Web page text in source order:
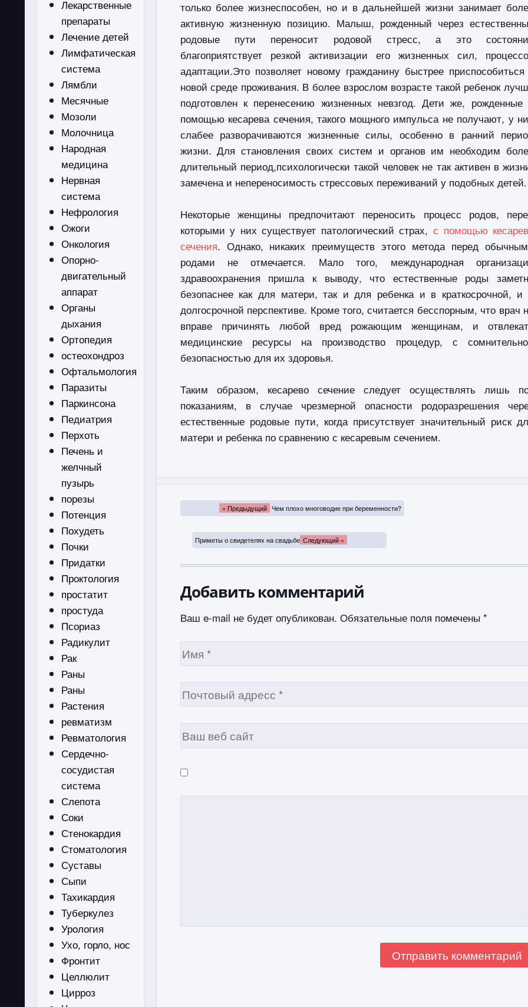
только более жизнеспособен, но и в дальнейшей жизни занимает
активную жизненную позицию. Малыш, рожденный через
родовые пути переносит родовой стресс, а это
благоприятствует резкой активизации его жизненных сил,
адаптации.Это позволяет новому гражданину быстрее
новой среде проживания. В более взрослом возрасте такой ребенок
подготовлен к перенесению жизненных невзгод. Дети же, рожденные
помощью кесарева сечения, такого мощного импульса не получают, у
слабее разворачиваются жизненные силы, особенно в ранний
жизни. Для становления своих систем и органов им необходим
длительный период,психологически такой человек не так активен в
замечена и непереносимость стрессовых переживаний у подобных детей.
Некоторые женщины предпочитают переносить процесс родов,
которыми у них существует патологический страх, с помощью
сечения. Однако, никаких преимуществ этого метода перед
родами не отмечается. Мало того, международная
здравоохранения пришла к выводу, что естественные роды
безопаснее как для матери, так и для ребенка и в краткосрочной, и
долгосрочной перспективе. Кроме того, считается бесспорным, что врач
вправе причинять любой вред рожающим женщинам, и
медицинские ресурсы на производство процедур, с
безопасностью для их здоровья.
Таким образом, кесарево сечение следует осуществлять лишь
показаниям, в случае чрезмерной опасности родоразрешения
естественные родовые пути, когда присутствует значительный риск
матери и ребенка по сравнению с кесаревым сечением.
« Предыдущий Чем плохо многоводие при беременности?
Приметы о свидетелях на свадьбе Следующий »
Добавить комментарий
Ваш e-mail не будет опубликован. Обязательные поля помечены *
Лекарственные
препараты
Лечение детей
Лимфатическая
система
Лямбли
Месячные
Мозоли
Молочница
Народная
медицина
Нервная
система
Нефрология
Ожоги
Онкология
Опорно-
двигательный
аппарат
Органы
дыхания
Ортопедия
остеохондроз
Офтальмология
Паразиты
Паркинсона
Педиатрия
Перхоть
Печень и
желчный
пузырь
порезы
Потенция
Похудеть
Почки
Придатки
Проктология
простатит
простуда
Псориаз
Радикулит
Рак
Раны
Раны
Растения
ревматизм
Ревматология
Сердечно-
сосудистая
система
Слепота
Соки
Стенокардия
Стоматология
Суставы
Сыпи
Тахикардия
Туберкулез
Урология
Ухо, горло, нос
Фронтит
Целлюлит
Цирроз